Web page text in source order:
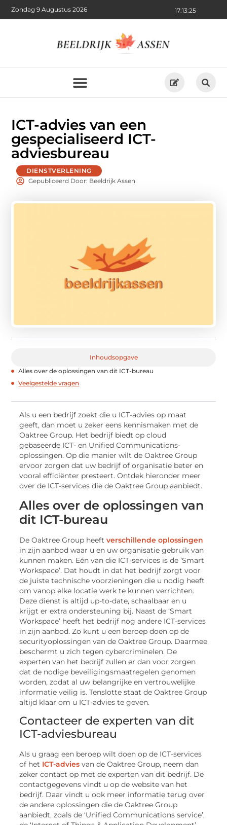
17:13:26
Zondag 9 Augustus 2026
ICT-advies van een
gespecialiseerd ICT-
adviesbureau
DIENSTVERLENING
Gepubliceerd Door: Beeldrijk Assen
Inhoudsopgave
Alles over de oplossingen van dit ICT-bureau
Veelgestelde vragen
Als u een bedrijf zoekt die u ICT-advies op maat
geeft, dan moet u zeker eens kennismaken met de
Oaktree Group. Het bedrijf biedt op cloud
gebaseerde ICT- en Unified Communications-
oplossingen. Op die manier wilt de Oaktree Group
ervoor zorgen dat uw bedrijf of organisatie beter en
vooral efficiënter presteert. Ontdek hieronder meer
over de ICT-services die de Oaktree Group aanbiedt.
Alles over de oplossingen van
dit ICT-bureau
De Oaktree Group heeftverschillende oplossingen
in zijn aanbod waar u en uw organisatie gebruik van
kunnen maken. Eén van die ICT-services is de ‘Smart
Workspace’. Dat houdt in dat het bedrijf zorgt voor
de juiste technische voorzieningen die u nodig heeft
om vanop elke locatie werk te kunnen verrichten.
Deze dienst is altijd up-to-date, schaalbaar en u
krijgt er extra ondersteuning bij. Naast de ‘Smart
Workspace’ heeft het bedrijf nog andere ICT-services
in zijn aanbod. Zo kunt u een beroep doen op de
securityoplossingen van de Oaktree Group. Daarmee
beschermt u zich tegen cybercriminelen. De
experten van het bedrijf zullen er dan voor zorgen
dat de nodige beveiligingsmaatregelen genomen
worden, zodat al uw belangrijke en vertrouwelijke
informatie veilig is. Tenslotte staat de Oaktree Group
altijd klaar om u ICT-advies te geven.
Contacteer de experten van dit
ICT-adviesbureau
Als u graag een beroep wilt doen op de ICT-services
of het ICT-advies van de Oaktree Group, neem dan
zeker contact op met de experten van dit bedrijf. De
contactgegevens vindt u op de website van het
bedrijf. Daar vindt u ook meer informatie terug over
de andere oplossingen die de Oaktree Group
aanbiedt, zoals de ‘Unified Communications service’,